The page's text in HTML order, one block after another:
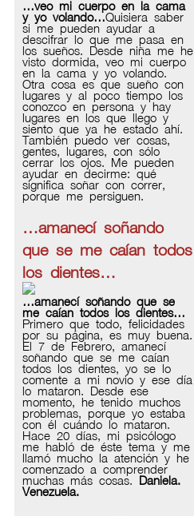
…veo mi cuerpo en la cama
y yo volando…Quisiera saber
si me pueden ayudar a
descifrar lo que me pasa en
los sueños. Desde niña me he
visto dormida, veo mi cuerpo
en la cama y yo volando.
Otra cosa es que sueño con
lugares y al poco tiempo los
conozco en persona y hay
lugares en los que llego y
siento que ya he estado ahí.
También puedo ver cosas,
gentes, lugares, con sólo
cerrar los ojos. Me pueden
ayudar en decirme: qué
significa soñar con correr,
porque me persiguen.
…amanecí soñando
que se me caían todos
los dientes…
…amanecí soñando que se
me caían todos los dientes…
Primero que todo, felicidades
por su página, es muy buena.
El 7 de Febrero, amanecí
soñando que se me caían
todos los dientes, yo se lo
comente a mi novio y ese día
lo mataron. Desde ese
momento, he tenido muchos
problemas, porque yo estaba
con él cuándo lo mataron.
Hace 20 días, mi psicólogo
me habló de éste tema y me
llamó mucho la atención y he
comenzado a comprender
muchas más cosas.
Daniela.
Venezuela.